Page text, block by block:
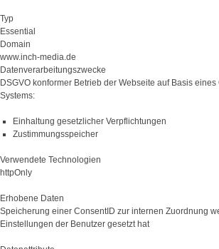
Typ
Essential
Domain
www.inch-media.de
Datenverarbeitungszwecke
DSGVO konformer Betrieb der Webseite auf Basis
Systems:
Einhaltung gesetzlicher Verpflichtungen
Zustimmungsspeicher
Verwendete Technologien
httpOnly
Erhobene Daten
Speicherung einer ConsentID zur internen Zuordnung
Einstellungen der Benutzer gesetzt hat